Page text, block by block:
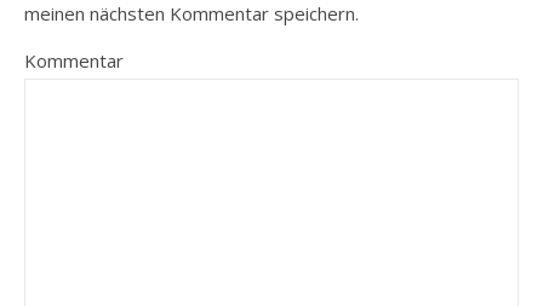
meinen nächsten Kommentar speichern.
Kommentar